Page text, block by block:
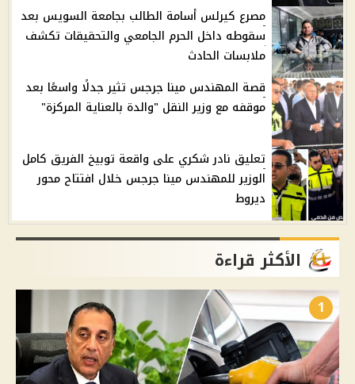
مصرع كيرلس أسامة الطالب بجامعة السويس بعد
سقوطه داخل الحرم الجامعي والتحقيقات تكشف
ملابسات الحادث
قصة المهندس مينا جرجس تثير جدلًا واسعًا بعد
موقفه مع وزير النقل "والدة بالعناية المركزة"
تعليق نادر شكري على واقعة توبيخ الفريق كامل
الوزير للمهندس مينا جرجس خلال افتتاح محور
ديروط
الأكثر قراءة
1